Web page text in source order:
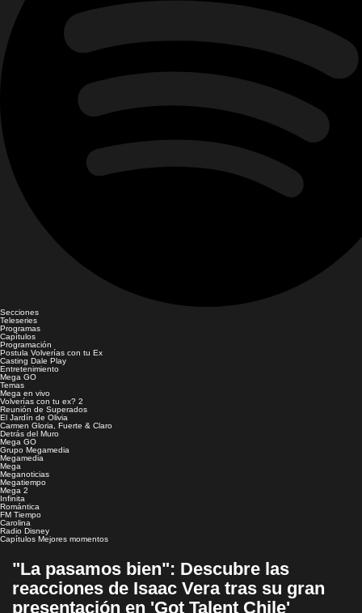
Secciones
Teleseries
Programas
Capítulos
Programación
Postula Volverías con tu Ex
Casting Dale Play
Entretenimiento
Mega GO
Temas
Mega en vivo
Volverías con tu ex? 2
Reunión de Superados
El Jardín de Olivia
Carmen Gloria, Fuerte & Claro
Detrás del Muro
Mega GO
Grupo Megamedia
Megamedia
Mega
Meganoticias
Megatiempo
Mega 2
Infinita
Romántica
FM Tiempo
Carolina
Radio Disney
Capítulos Mejores momentos
"La pasamos bien": Descubre las
reacciones de Isaac Vera tras su gran
presentación en 'Got Talent Chile'